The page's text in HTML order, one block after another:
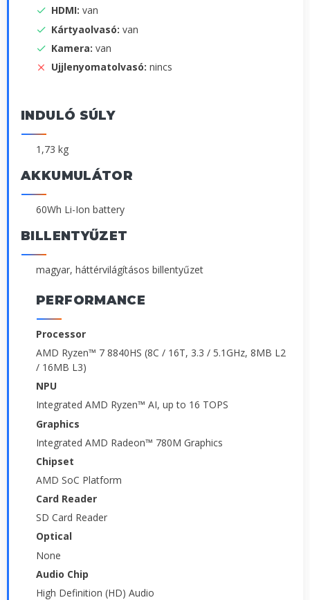
HDMI: van
Kártyaolvasó: van
Kamera: van
Ujjlenyomatolvasó: nincs
INDULÓ SÚLY
1,73 kg
AKKUMULÁTOR
60Wh Li-Ion battery
BILLENTYŰZET
magyar, háttérvilágításos billentyűzet
PERFORMANCE
Processor
AMD Ryzen™ 7 8840HS (8C / 16T, 3.3 / 5.1GHz, 8MB L2
/ 16MB L3)
NPU
Integrated AMD Ryzen™ AI, up to 16 TOPS
Graphics
Integrated AMD Radeon™ 780M Graphics
Chipset
AMD SoC Platform
Card Reader
SD Card Reader
Optical
None
Audio Chip
High Definition (HD) Audio